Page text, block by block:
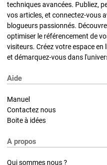
techniques avancées. Publiez,
vos articles, et connectez-vous
blogueurs passionnés.
optimiser le référencement de
visiteurs. Créez votre espace en
et démarquez-vous dans
Aide
Manuel
Contactez nous
Boite à idées
A propos
Qui sommes nous ?